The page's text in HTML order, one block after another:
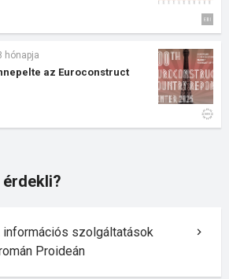
információs szolgáltatások
Proideán
hónapja
az Euroconstruct